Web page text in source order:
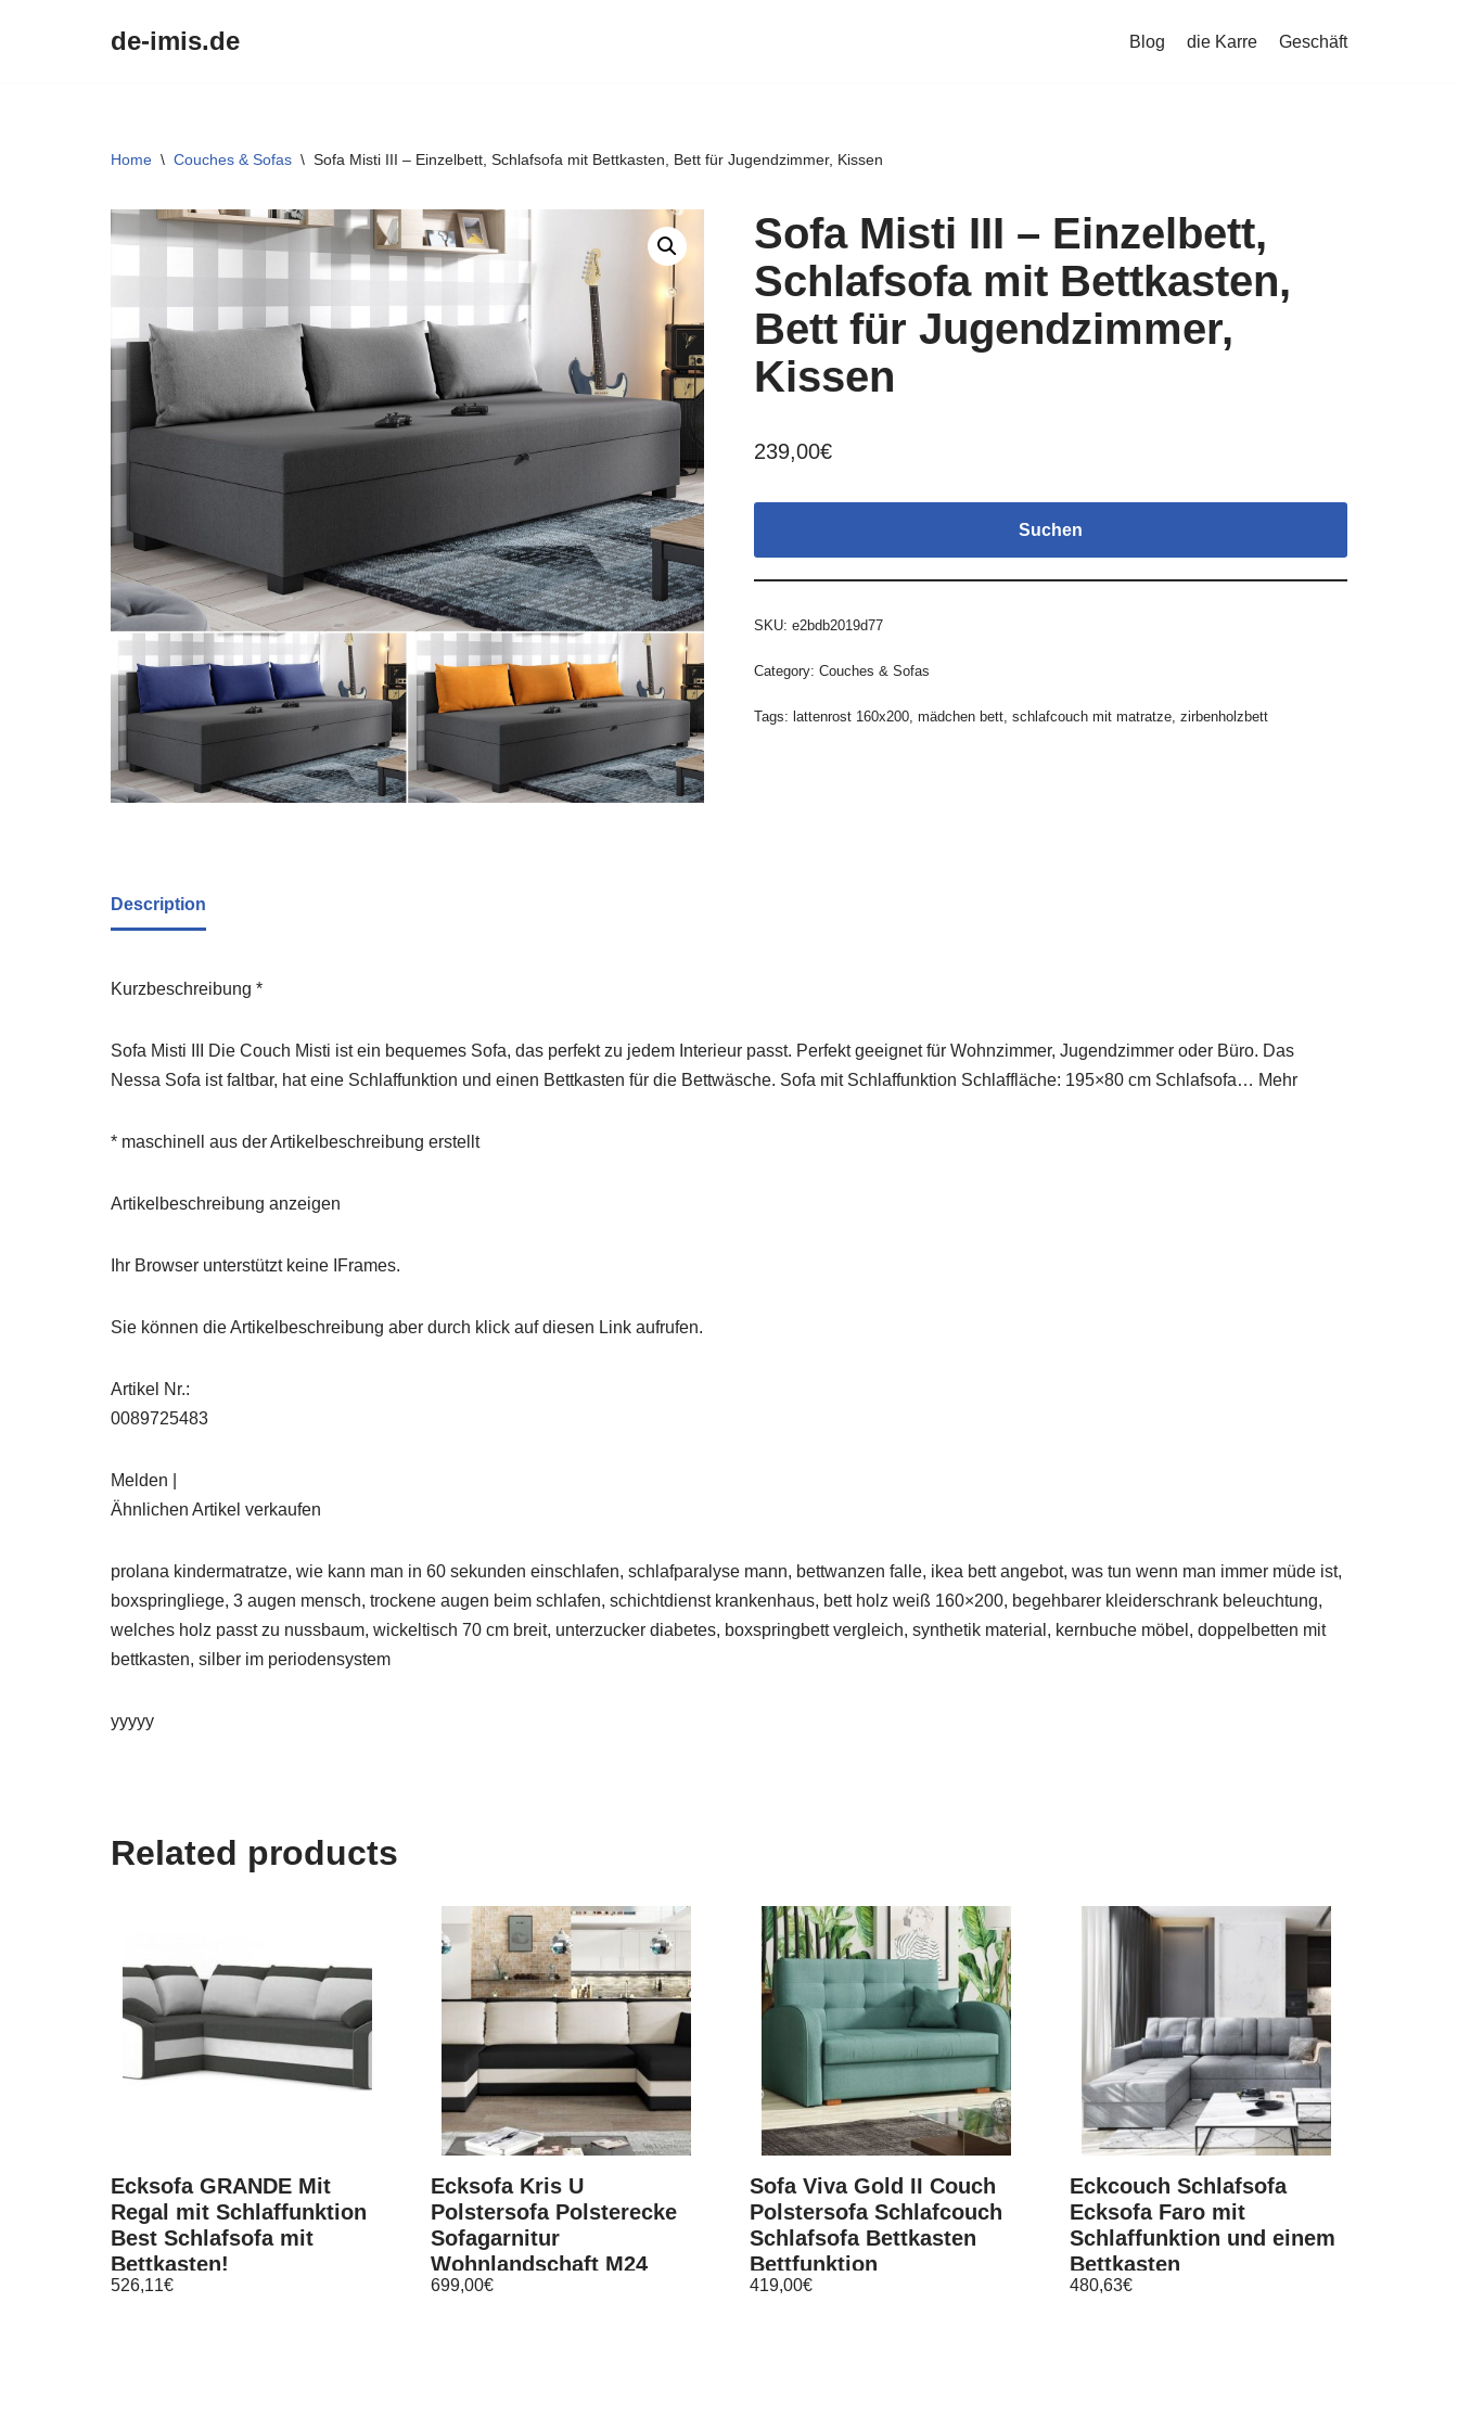
de-imis.de Blog die Karre Geschäft
Home \ Couches & Sofas \ Sofa Misti III – Einzelbett, Schlafsofa mit Bettkasten, Bett für Jugendzimmer, Kissen
Sofa Misti III – Einzelbett,
Schlafsofa mit Bettkasten,
Bett für Jugendzimmer,
Kissen
239,00€
Suchen
SKU: e2bdb2019d77
Category: Couches & Sofas
Tags: lattenrost 160x200, mädchen bett, schlafcouch mit matratze, zirbenholzbett
Description
Kurzbeschreibung *
Sofa Misti III Die Couch Misti ist ein bequemes Sofa, das perfekt zu jedem Interieur passt. Perfekt geeignet für Wohnzimmer, Jugendzimmer oder Büro. Das
Nessa Sofa ist faltbar, hat eine Schlaffunktion und einen Bettkasten für die Bettwäsche. Sofa mit Schlaffunktion Schlaffläche: 195×80 cm Schlafsofa… Mehr
* maschinell aus der Artikelbeschreibung erstellt
Artikelbeschreibung anzeigen
Ihr Browser unterstützt keine IFrames.
Sie können die Artikelbeschreibung aber durch klick auf diesen Link aufrufen.
Artikel Nr.:
0089725483
Melden |
Ähnlichen Artikel verkaufen
prolana kindermatratze, wie kann man in 60 sekunden einschlafen, schlafparalyse mann, bettwanzen falle, ikea bett angebot, was tun wenn man immer müde ist,
boxspringliege, 3 augen mensch, trockene augen beim schlafen, schichtdienst krankenhaus, bett holz weiß 160×200, begehbarer kleiderschrank beleuchtung,
welches holz passt zu nussbaum, wickeltisch 70 cm breit, unterzucker diabetes, boxspringbett vergleich, synthetik material, kernbuche möbel, doppelbetten mit
bettkasten, silber im periodensystem
yyyyy
Related products
Ecksofa GRANDE Mit
Regal mit Schlaffunktion
Best Schlafsofa mit
Bettkasten!
526,11€
Ecksofa Kris U
Polstersofa Polsterecke
Sofagarnitur
Wohnlandschaft M24
699,00€
Sofa Viva Gold II Couch
Polstersofa Schlafcouch
Schlafsofa Bettkasten
Bettfunktion
419,00€
Eckcouch Schlafsofa
Ecksofa Faro mit
Schlaffunktion und einem
Bettkasten
480,63€